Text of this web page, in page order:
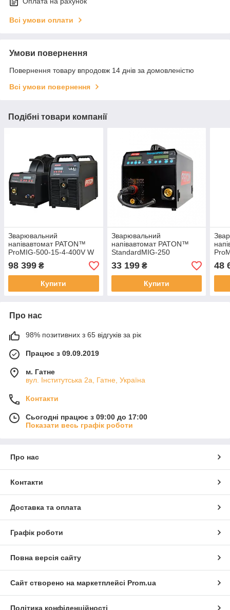
Всі умови оплати
Умови повернення
Повернення товару впродовж 14 днів за домовленістю
Всі умови повернення
Подібні товари компанії
Зварювальний
напівавтомат PATON™
ProMIG-500-15-4-400V W
98 399 ₴
Купити
Зварювальний
напівавтомат PATON™
StandardMIG-250
33 199₴
Купити
48
Про нас
98% позитивних з 65 відгуків за рік
Працює з 09.09.2019
м. Гатне
вул. Інститутська 2а, Гатне, Україна
Контакти
Сьогодні працює з 09:00 до 17:00
Показати весь графік роботи
Про нас
Контакти
Доставка та оплата
Графік роботи
Повна версія сайту
Сайт створено на маркетплейсі Prom.ua
Політика конфіденційності